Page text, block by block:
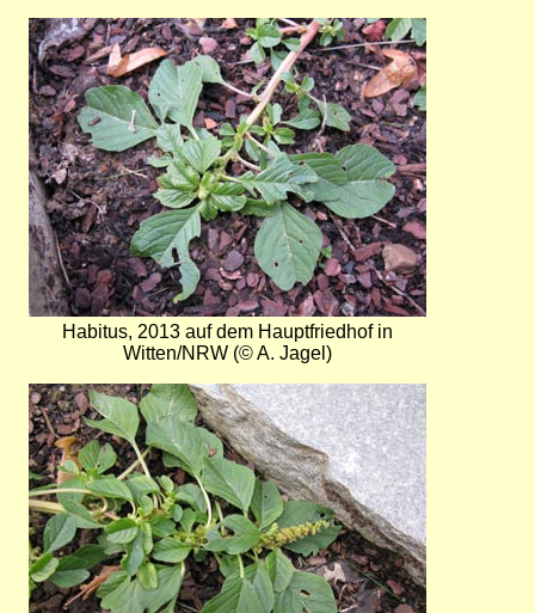
Bild
Habitus, 2013 auf dem Hauptfriedhof in
Witten/NRW (© A. Jagel)
Bild